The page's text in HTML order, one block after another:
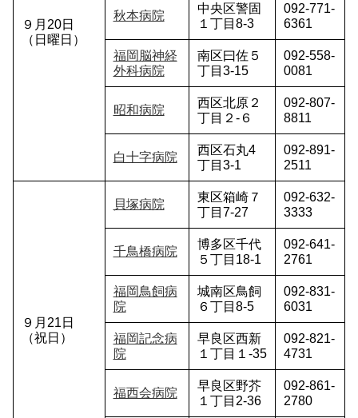
９月20日
（日曜日）
秋本病院
中央区警固
１丁目8-3
092-771-
6361
福岡脳神経
外科病院
南区曰佐５
丁目3-15
092-558-
0081
昭和病院
西区北原２
丁目２-６
092-807-
8811
白十字病院
西区石丸4
丁目3-1
092-891-
2511
９月21日
（祝日）
貝塚病院
東区箱崎７
丁目7-27
092-632-
3333
千鳥橋病院
博多区千代
５丁目18-1
092-641-
2761
福岡鳥飼病
院
城南区鳥飼
６丁目8-5
092-831-
6031
福岡記念病
院
早良区西新
１丁目１-35
092-821-
4731
福西会病院
早良区野芥
１丁目2-36
092-861-
2780